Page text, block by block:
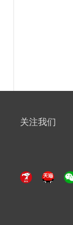
关注我们